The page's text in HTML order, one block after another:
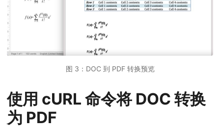
图 3：DOC 到 PDF 转换预览
使用 cURL 命令将 DOC 转换
为 PDF